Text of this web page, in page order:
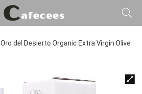
Oro del Desierto Organic Extra Virgin Olive